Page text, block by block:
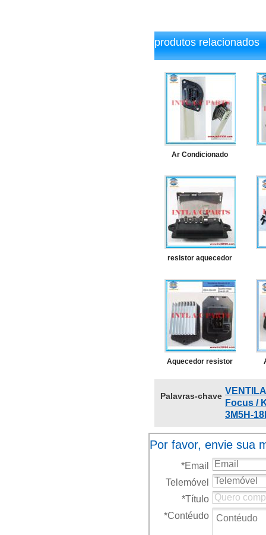
produtos relacionados
Ar Condicionado
para 1998-2003
Dodge Ram Van 48
4885456AB 4864957
resistor aquecedor
K12 / Nota E11 /
Versa / Tiida / Cube
Mitsubishi Triton
27150AX115
27150ED000
JA18104P1688
Aquecedor resistor
ventilador para a
Honda CR-V Civic
VIII / Accord 077800-
0682 077800-0930
077800-0980 79330-
S5J-M01
Palavras-chave
Focus /
3M5H-
Por favor, envie sua
*Email
Telemóvel
*Título
*Contéudo